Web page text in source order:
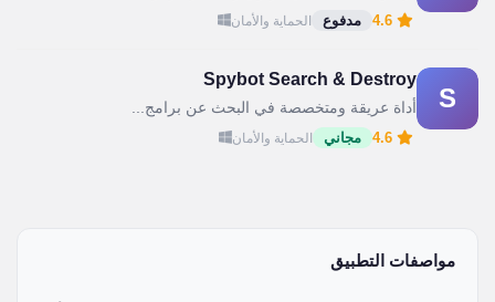
مدفوع الحماية والأمان
S
Spybot Search & Destroy
أداة عريقة ومتخصصة في البحث عن برامج...
مجاني الحماية والأمان
مواصفات التطبيق